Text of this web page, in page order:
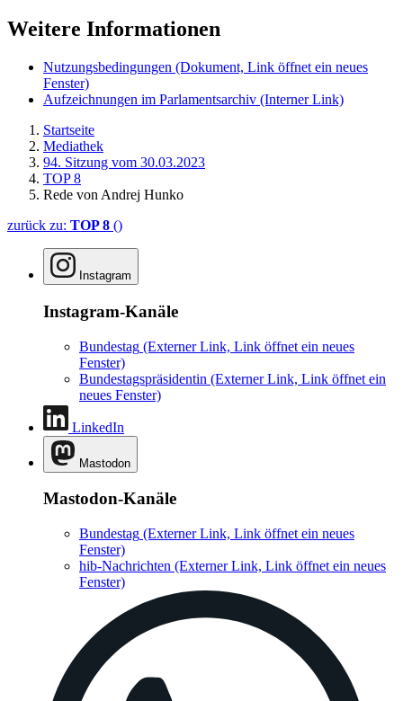
Weitere Informationen
Nutzungsbedingungen (Dokument, Link öffnet ein neues
Fenster)
Aufzeichnungen im Parlamentsarchiv (Interner Link)
Startseite
Mediathek
94. Sitzung vom 30.03.2023
TOP 8
Rede von Andrej Hunko
zurück zu: TOP 8 ()
Instagram
Instagram-Kanäle
Bundestag (Externer Link, Link öffnet ein neues
Fenster)
Bundestagspräsidentin (Externer Link, Link öffnet ein
neues Fenster)
LinkedIn
Mastodon
Mastodon-Kanäle
Bundestag (Externer Link, Link öffnet ein neues
Fenster)
hib-Nachrichten (Externer Link, Link öffnet ein neues
Fenster)